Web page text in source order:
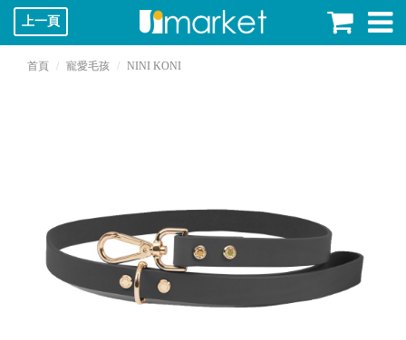
上一頁
首頁 寵愛毛孩 NINI KONI